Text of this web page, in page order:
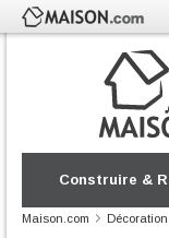
Construire &
Maison.com Décoration